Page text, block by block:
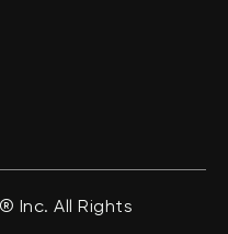
Inc. All Rights